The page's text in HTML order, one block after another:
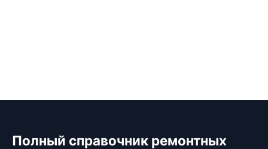
Полный справочник ремонтных